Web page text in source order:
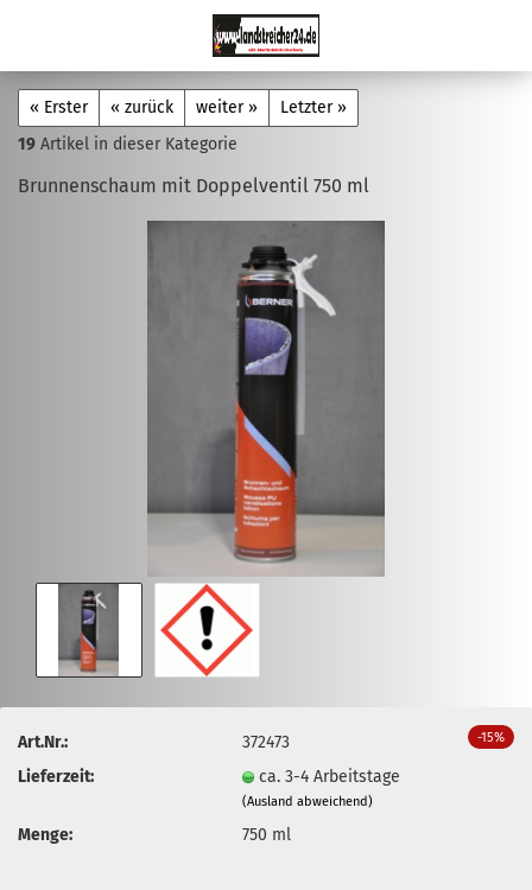
« Erster « zurück weiter »
Letzter »
19 Artikel in dieser Kategorie
Brunnenschaum mit Doppelventil 750 ml
-15%
Art.Nr.:
372473
Lieferzeit:
ca. 3-4 Arbeitstage
(Ausland abweichend)
Menge: 750 ml